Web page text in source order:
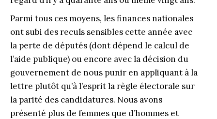
Parmi tous ces moyens, les finances nationales
ont subi des reculs sensibles cette année avec
la perte de députés (dont dépend le calcul de
l’aide publique) ou encore avec la décision du
gouvernement de nous punir en appliquant à la
lettre plutôt qu’à l’esprit la règle électorale sur
la parité des candidatures. Nous avons
présenté plus de femmes que d’hommes et